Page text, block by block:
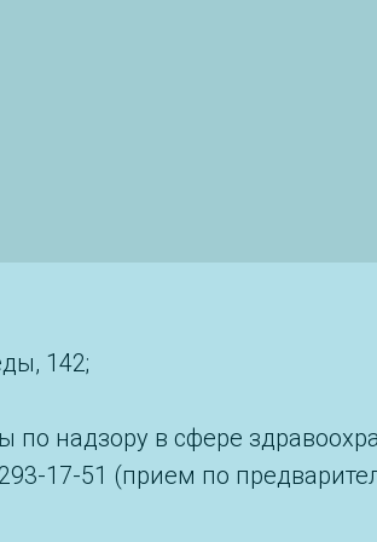
142;
надзору в сфере
17-51 (прием по